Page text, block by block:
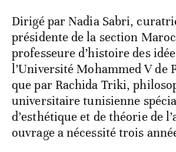
Dirigé par Nadia Sabri,
présidente de la section
professeure d’histoire des
l’Université Mohammed V de
que par Rachida Triki,
universitaire tunisienne
d’esthétique et de théorie de
ouvrage a nécessité trois